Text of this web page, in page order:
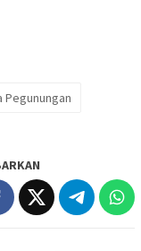
Pegunungan